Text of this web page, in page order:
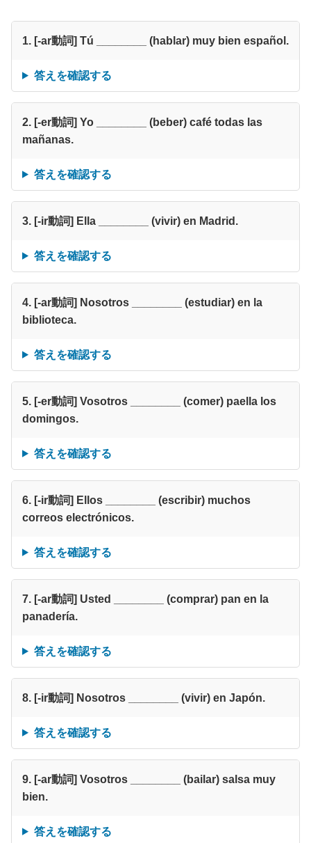
1. [-ar動詞] Tú ________ (hablar) muy bien español.
答えを確認する
2. [-er動詞] Yo ________ (beber) café todas las
mañanas.
答えを確認する
3. [-ir動詞] Ella ________ (vivir) en Madrid.
答えを確認する
4. [-ar動詞] Nosotros ________ (estudiar) en la
biblioteca.
答えを確認する
5. [-er動詞] Vosotros ________ (comer) paella los
domingos.
答えを確認する
6. [-ir動詞] Ellos ________ (escribir) muchos
correos electrónicos.
答えを確認する
7. [-ar動詞] Usted ________ (comprar) pan en la
panadería.
答えを確認する
8. [-ir動詞] Nosotros ________ (vivir) en Japón.
答えを確認する
9. [-ar動詞] Vosotros ________ (bailar) salsa muy
bien.
答えを確認する